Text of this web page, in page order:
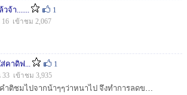
จ้า....... 1
เข้าชม 2,067
คาดิฟ... 1
33 เข้าชม 3,935
หลังจากครั้งที่แล้ว...ได้รับคำติชมไปจากน้าๆๆว่าหนาไป จึงทำการลดขนาดลงให้บางกว่าเดิม..และดูมีมิติมากขึ้นกว่าเดิม สวยมั้ยครับผม...ติชมได้นะครับ....